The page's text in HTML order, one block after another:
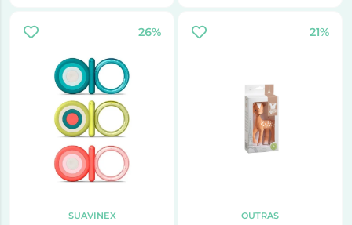
26%
SUAVINEX
21%
OUTRAS